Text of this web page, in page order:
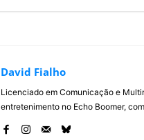
David Fialho
Licenciado em Comunicação e
entretenimento no Echo Boomer,